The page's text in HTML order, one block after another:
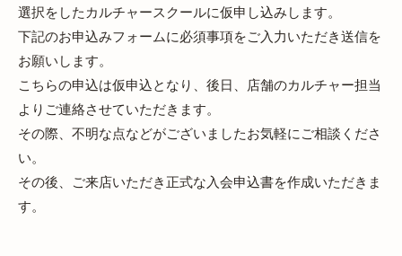
選択をしたカルチャースクールに仮申し込みします。
下記のお申込みフォームに必須事項をご入力いただき送信を
お願いします。
こちらの申込は仮申込となり、後日、店舗のカルチャー担当
よりご連絡させていただきます。
その際、不明な点などがございましたお気軽にご相談くださ
い。
その後、ご来店いただき正式な入会申込書を作成いただきま
す。